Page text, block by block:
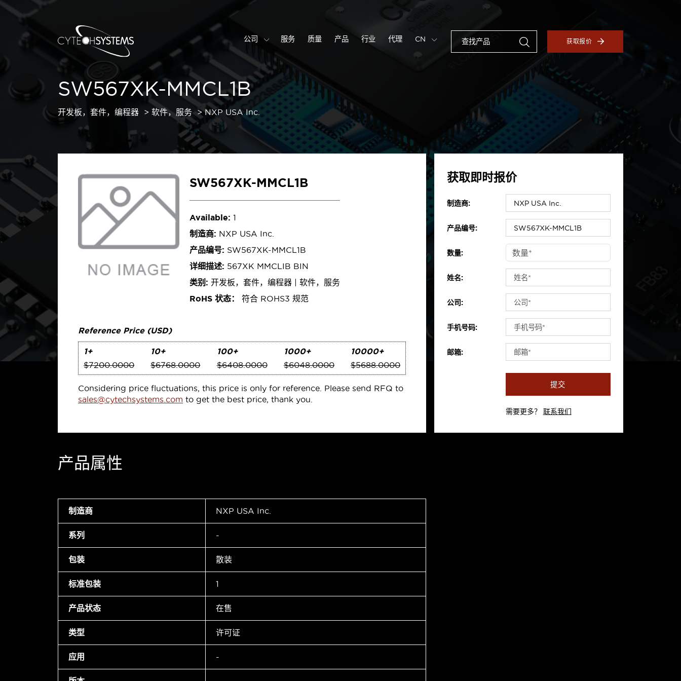
公司 服务 质量 产品 行业 代理 CN 获取报价
SW567XK-MMCL1B
开发板，套件，编程器 软件，服务 NXP USA Inc.
SW567XK-MMCL1B
Available: 1
制造商: NXP USA Inc.
产品编号: SW567XK-MMCL1B
详细描述: 567XK MMCLIB BIN
类别: 开发板，套件，编程器 | 软件，服务
RoHS 状态：
符合 ROHS3 规范
Reference Price (USD)
1+
$7200.0000
10+
$6768.0000
100+
$6408.0000
1000+
$6048.0000
10000+
$5688.0000
Considering price fluctuations, this price is only for reference. Please send RFQ to
sales@cytechsystems.com to get the best price, thank you.
产品属性
制造商 NXP USA Inc.
系列 -
包装 散装
标准包装 1
产品状态 在售
类型 许可证
应用 -
获取即时报价
制造商:
产品编号:
数量:
姓名:
公司:
手机号码:
邮箱:
提交
需要更多？ 联系我们